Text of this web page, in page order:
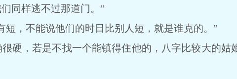
同样逃不过那道门。”
，不能说他们的时日比别人短，就是谁克的。”
，若是不找一个能镇得住他的，八字比较大的姑